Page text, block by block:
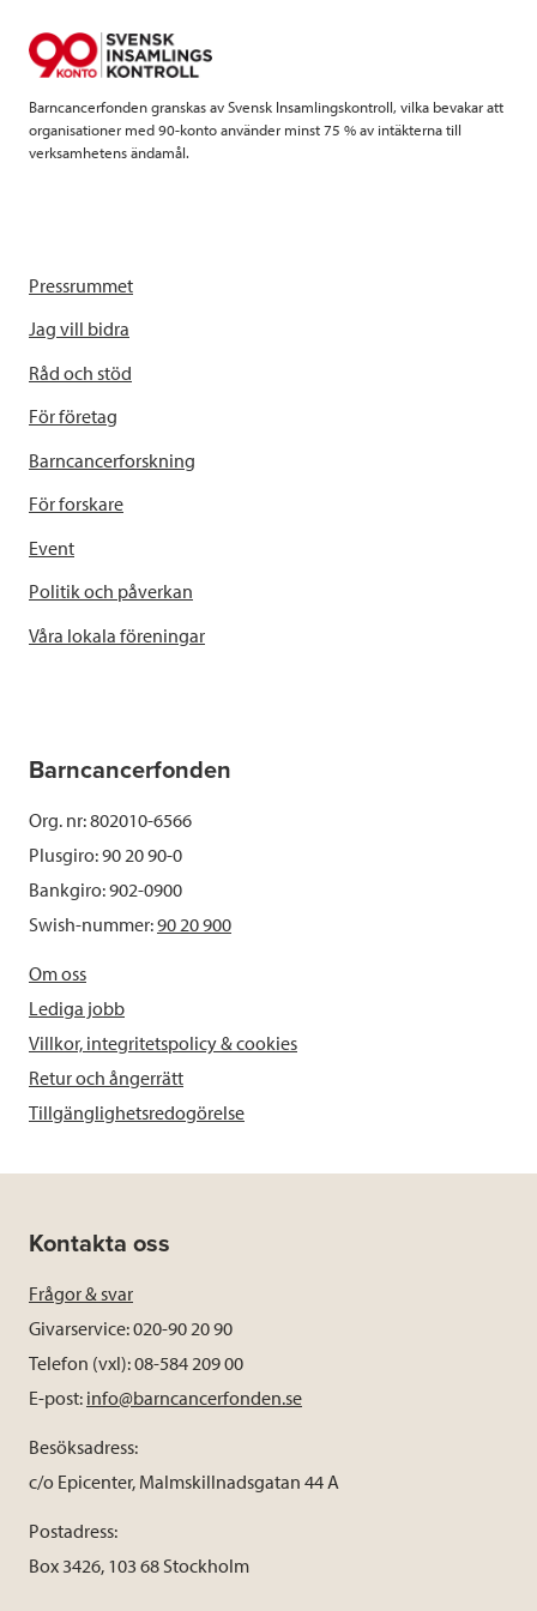
k
Barncancerfonden granskas av Svensk Insamlingskontroll, vilka bevakar att
organisationer med 90-konto använder minst 75 % av intäkterna till
verksamhetens ändamål.
Pressrummet
Jag vill bidra
Råd och stöd
För företag
Barncancerforskning
För forskare
Event
Politik och påverkan
Våra lokala föreningar
Barncancerfonden
Org. nr: 802010-6566
Plusgiro: 90 20 90-0
Bankgiro: 902-0900
Swish-nummer:90 20 900
Om oss
Lediga jobb
Villkor, integritetspolicy & cookies
Retur och ångerrätt
Tillgänglighetsredogörelse
Kontakta oss
Frågor & svar
Givarservice: 020-90 20 90
Telefon (vxl): 08-584 209 00
E-post: info@barncancerfonden.se
Besöksadress:
c/o Epicenter, Malmskillnadsgatan 44 A
Postadress:
Box 3426, 103 68 Stockholm